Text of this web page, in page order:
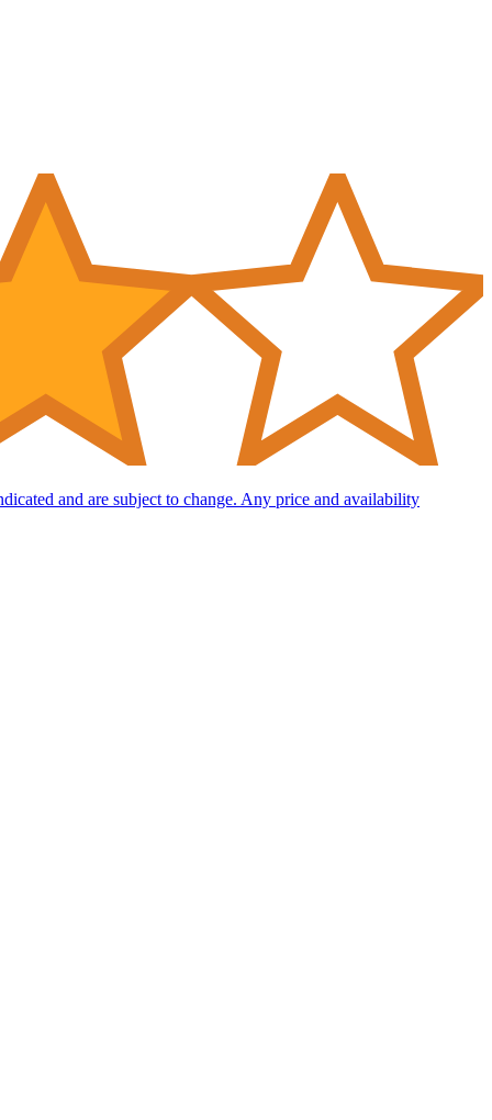
and are subject to change. Any price and availability